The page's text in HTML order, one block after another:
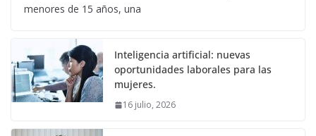
menores de 15 años, una
Inteligencia artificial: nuevas
oportunidades laborales para las
mujeres.
16 julio, 2026